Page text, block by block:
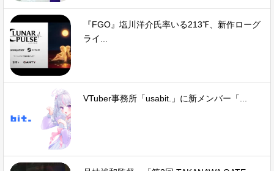
『FGO』塩川洋介氏率いる213℉、新作ローグ
ライ...
VTuber事務所「usabit.」に新メンバー「...